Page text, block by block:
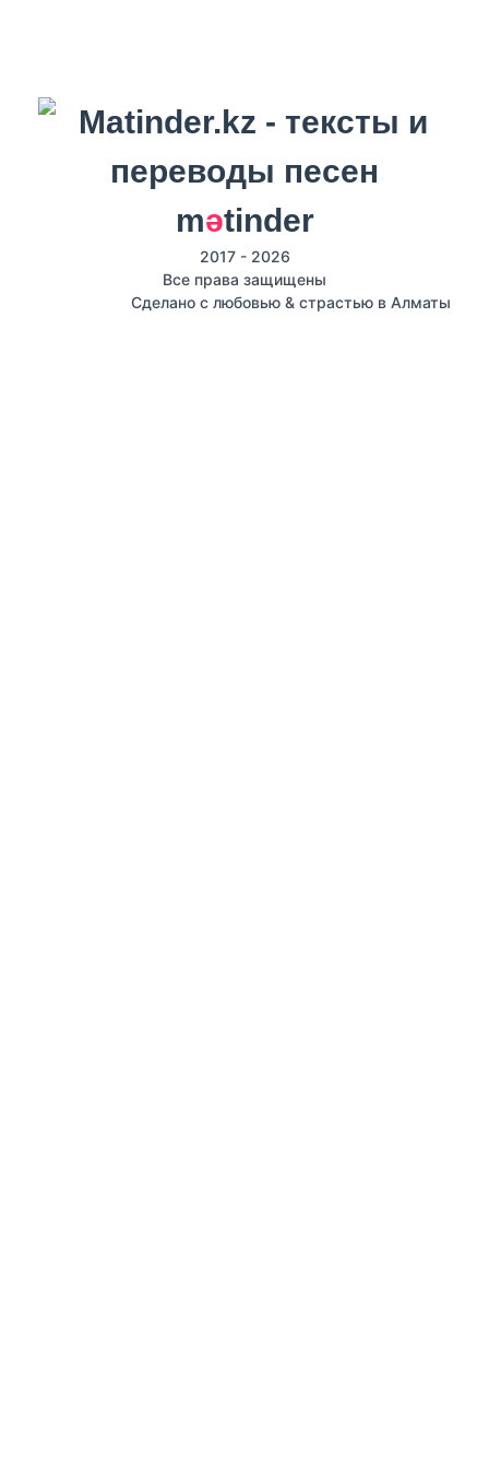
mәtinder
2017 - 2026
Все права защищены
Сделано с любовью & страстью в Алматы